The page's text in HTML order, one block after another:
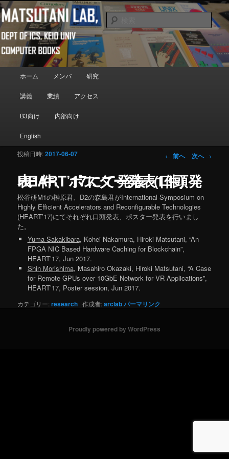
メインコンテンツへ移動
Matsutani Lab
Department of Information and Computer Science, Keio University
検
索
メインメニュー
ホーム メンバ 研究
講義 業績 アクセス
B3向け 内部向け
English
投稿ナビゲーシ
← 前へ 次へ→
HEART’17にて発表（口頭発表1件、ポスター発表1件）
投稿日時:2017-06-07
松谷研M1の榊原君、D2の森島君がInternational Symposium on
Highly Efficient Accelerators and Reconfigurable Technologies
(HEART’17)にてそれぞれ口頭発表、ポスター発表を行いまし
た。
Yuma Sakakibara, Kohei Nakamura, Hiroki Matsutani, “An
FPGA NIC Based Hardware Caching for Blockchain”,
HEART’17, Jun 2017.
Shin Morishima, Masahiro Okazaki, Hiroki Matsutani, “A Case
for Remote GPUs over 10GbE Network for VR Applications”,
HEART’17, Poster session, Jun 2017.
カテゴリー:research 作成者:arclabパーマリンク
Proudly powered by WordPress